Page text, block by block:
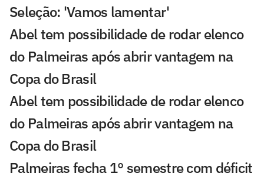
Seleção: 'Vamos lamentar'
Abel tem possibilidade de rodar elenco
do Palmeiras após abrir vantagem na
Copa do Brasil
Abel tem possibilidade de rodar elenco
do Palmeiras após abrir vantagem na
Copa do Brasil
Palmeiras fecha 1° semestre com déficit